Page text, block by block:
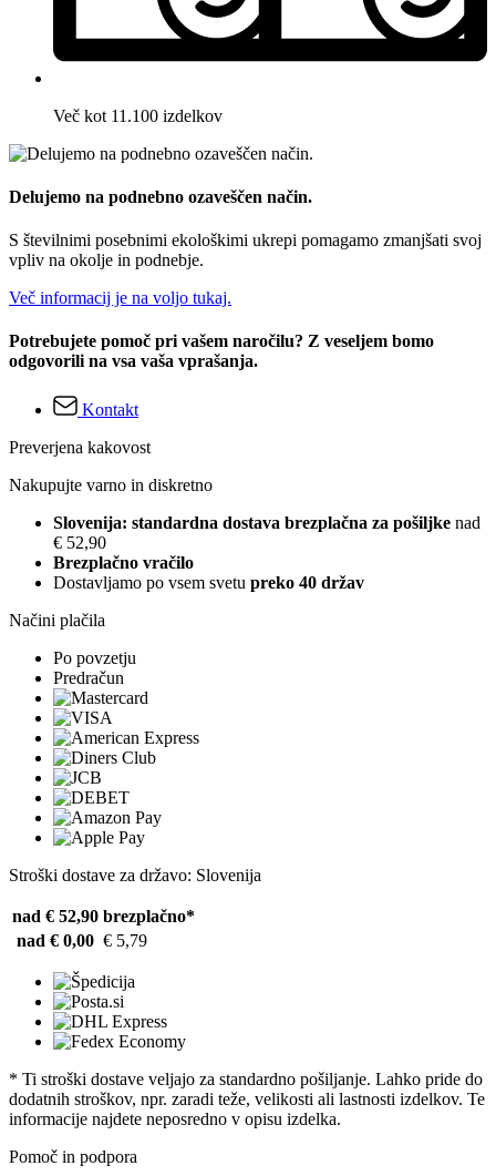
Več kot 11.100 izdelkov
Delujemo na podnebno ozaveščen način.
S številnimi posebnimi ekološkimi ukrepi pomagamo zmanjšati svoj
vpliv na okolje in podnebje.
Več informacij je na voljo tukaj.
Potrebujete pomoč pri vašem naročilu? Z veseljem bomo
odgovorili na vsa vaša vprašanja.
Kontakt
Preverjena kakovost
Nakupujte varno in diskretno
Slovenija: standardna dostava brezplačna za pošiljke nad
€ 52,90
Brezplačno vračilo
Dostavljamo po vsem svetu preko 40 držav
Načini plačila
Po povzetju
Predračun
Stroški dostave za državo: Slovenija
nad € 52,90 brezplačno*
nad € 0,00 € 5,79
* Ti stroški dostave veljajo za standardno pošiljanje. Lahko pride do
dodatnih stroškov, npr. zaradi teže, velikosti ali lastnosti izdelkov. Te
informacije najdete neposredno v opisu izdelka.
Pomoč in podpora